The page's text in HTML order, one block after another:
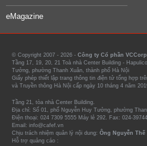
eMagazine
© Copyright 2007 - 2026 - Công ty Cổ phần
Tầng 17, 19, 20, 21 Toà nhà Center Building -
Tưởng, phường Thanh Xuân, thành phố Hà Nội
Giấy phép thiết lập trang thông tin điện tử tổng hợp
và Truyền thông Hà Nội cấp ngày 10 tháng 4 năm
Tầng 21, tòa nhà Center Building.
Địa chỉ: Số 01, phố Nguyễn Huy Tưởng, phường
Điện thoại: 024 7309 5555 Máy lẻ 292. Fax: 024-
Email: info@cafef.vn
Chịu trách nhiệm quản lý nội dung: Ông Nguyễn Thế
Hỗ trợ quảng cáo :